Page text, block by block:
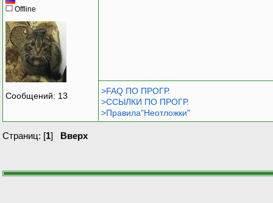
Offline
Сообщений: 13
>FAQ ПО ПРОГР.
>ССЫЛКИ ПО ПРОГР.
>Правила"Неотложки"
Страниц: [1] Вверх